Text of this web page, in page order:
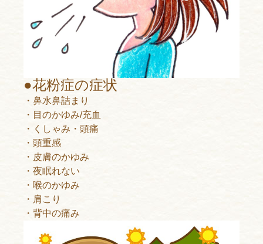
●花粉症の症状
・鼻水鼻詰まり
・目のかゆみ/充血
・くしゃみ・頭痛
・頭重感
・皮膚のかゆみ
・夜眠れない
・喉のかゆみ
・肩こり
・背中の痛み